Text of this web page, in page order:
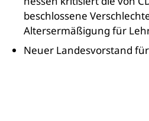
beschlossene
Altersermäßigung für
Neuer Landesvorstand